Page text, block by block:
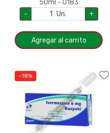
50ml - 0183
-
Un. +
Agregar al carrito
-18%